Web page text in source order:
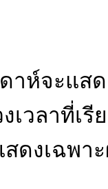
ห์จะแสด
วลาที่เรี
ดงเฉพา